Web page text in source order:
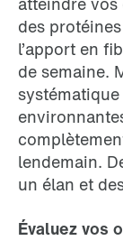
des
l’apport en
de semaine.
lendemain.
un élan et
Évaluez vos